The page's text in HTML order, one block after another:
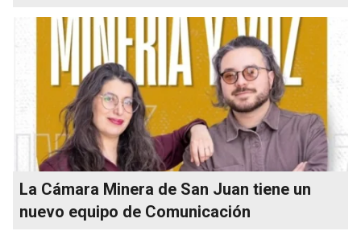
La Cámara Minera de San Juan tiene un
nuevo equipo de Comunicación